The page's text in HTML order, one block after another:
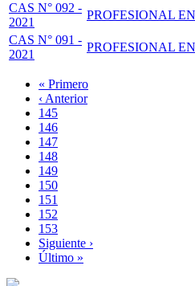
CAS N° 092 -
2021
PROFESIONAL
CAS N° 091 -
2021
PROFESIONAL
Paginación
Primera
página
« Primero
Página
anterior
‹ Anterior
Page
145
Page
146
Page
147
Page
148
Página
actual
149
Page
150
Page
151
Page
152
Page
153
Siguiente
página
Siguiente ›
Última
Último »